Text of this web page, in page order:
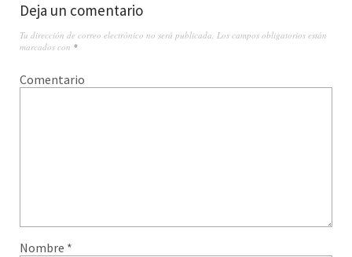
Deja un comentario
Tu dirección de correo electrónico no será publicada. Los campos obligatorios están
marcados con *
Comentario
Nombre *